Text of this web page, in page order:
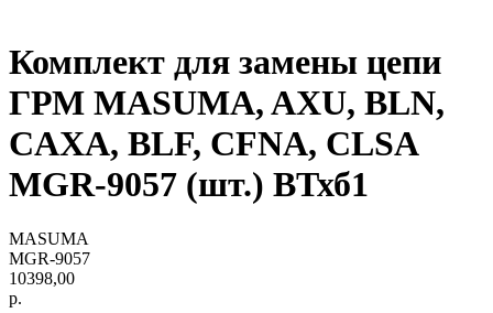
Комплект для замены цепи
ГРМ MASUMA, AXU, BLN,
CAXA, BLF, CFNA, CLSA
MGR-9057 (шт.) ВТхб1
MASUMA
MGR-9057
10398,00
р.